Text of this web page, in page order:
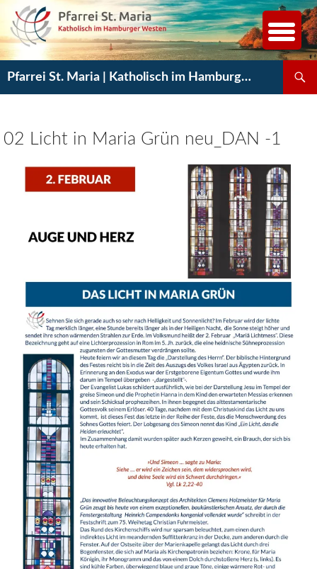
Inhalt
springen
Pfarrei St. Maria | Katholisch im Hamburger Westen
02 Licht in Maria Grün neu_DAN -1